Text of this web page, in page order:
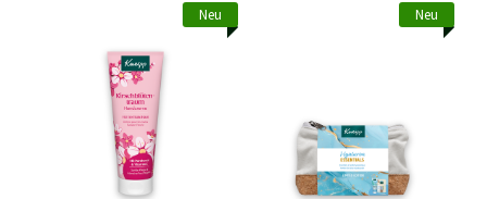
Neu Neu